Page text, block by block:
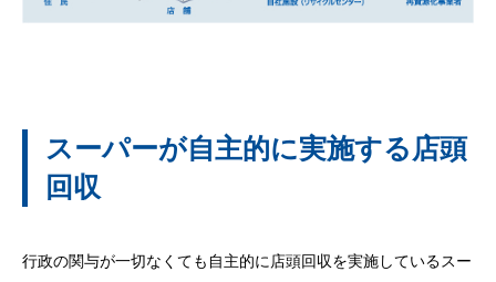
スーパーが自主的に実施する店頭
回収
行政の関与が一切なくても自主的に店頭回収を実施しているスー